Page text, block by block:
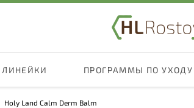
ЛИНЕЙКИ ПРОГРАММЫ ПО УХОДУ
Holy Land Calm Derm Balm